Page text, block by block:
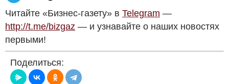
Читайте «Бизнес-газету» в Telegram —
http://t.me/bizgaz — и узнавайте о наших новостях
первыми!
Поделиться: